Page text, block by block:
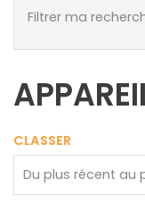
Filtrer ma
CLASSER